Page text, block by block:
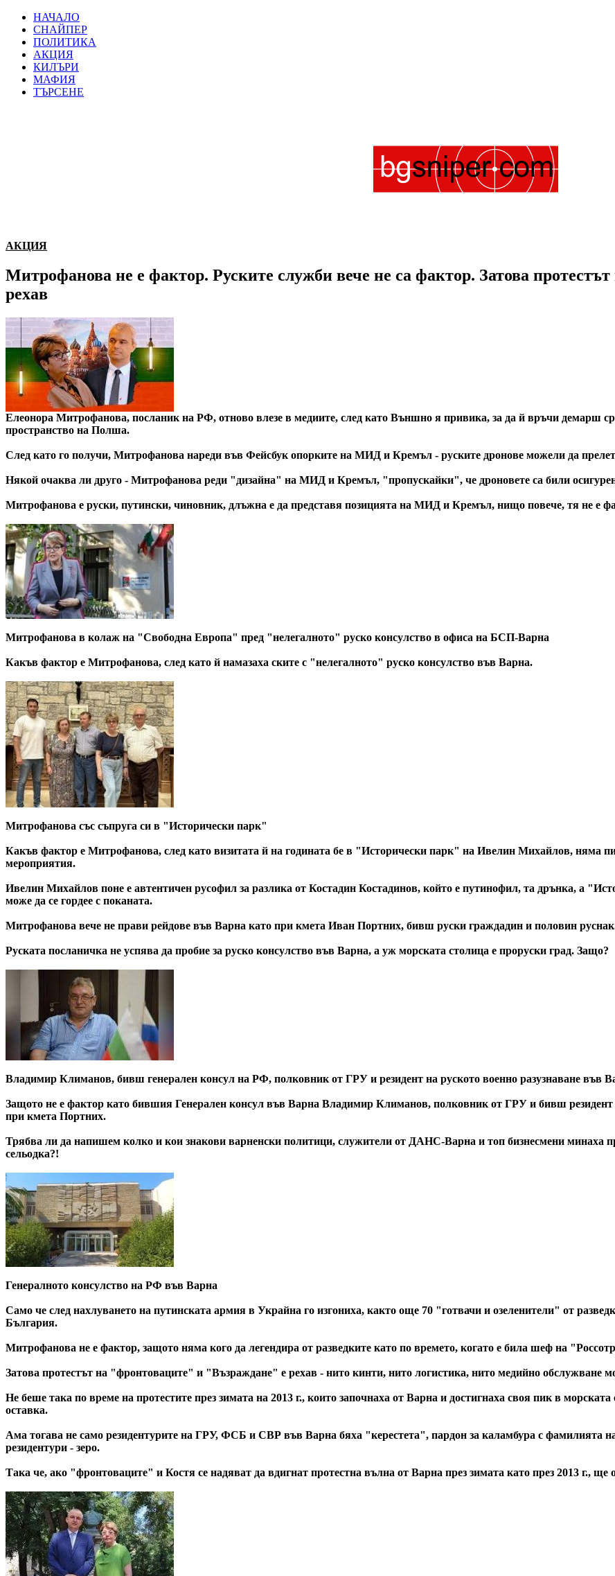
НАЧАЛО
СНАЙПЕР
ПОЛИТИКА
АКЦИЯ
КИЛЪРИ
МАФИЯ
ТЪРСЕНЕ
АКЦИЯ
Митрофанова не е фактор. Руските служби вече не са фактор. Затова
рехав
Елеонора Митрофанова, посланик на РФ, отново влезе в медиите, след като Външно я привика, за да й връчи демарш
пространство на Полша.
След като го получи, Митрофанова нареди във Фейсбук опорките на МИД и Кремъл - руските дронове можели да
Някой очаква ли друго - Митрофанова реди "дизайна" на МИД и Кремъл, "пропускайки", че дроновете са били
Митрофанова е руски, путински, чиновник, длъжна е да представя позицията на МИД и Кремъл, нищо повече, тя не е
Митрофанова в колаж на "Свободна Европа" пред "нелегалното" руско консулство в офиса на БСП-Варна
Какъв фактор е Митрофанова, след като й намазаха ските с "нелегалното" руско консулство във Варна.
Митрофанова със съпруга си в "Исторически парк"
Какъв фактор е Митрофанова, след като визитата й на годината бе в "Исторически парк" на Ивелин Михайлов, няма
мероприятия.
Ивелин Михайлов поне е автентичен русофил за разлика от Костадин Костадинов, който е путинофил, та дрънка, а
може да се гордее с поканата.
Митрофанова вече не прави рейдове във Варна като при кмета Иван Портних, бивш руски граждадин и половин
Руската посланичка не успява да пробие за руско консулство във Варна, а уж морската столица е проруски град. Защо?
Владимир Климанов, бивш генерален консул на РФ, полковник от ГРУ и резидент на руското военно разузнаване във
Защото не е фактор като бившия Генерален консул във Варна Владимир Климанов, полковник от ГРУ и бивш резидент
при кмета Портних.
Трябва ли да напишем колко и кои знакови варненски политици, служители от ДАНС-Варна и топ бизнесмени минаха
сельодка?!
Генералното консулство на РФ във Варна
Само че след нахлуването на путинската армия в Украйна го изгониха, както още 70 "готвачи и озеленители" от
България.
Митрофанова не е фактор, защото няма кого да легендира от разведките като по времето, когато е била шеф на
Затова протестът на "фронтоваците" и "Възраждане" е рехав - нито кинти, нито логистика, нито медийно обслужване
Не беше така по време на протестите през зимата на 2013 г., които започнаха от Варна и достигнаха своя пик в
оставка.
Ама тогава не само резидентурите на ГРУ, ФСБ и СВР във Варна бяха "керестета", пардон за каламбура с фамилията
резидентури - зеро.
Така че, ако "фронтоваците" и Костя се надяват да вдигнат протестна вълна от Варна през зимата като през 2013 г., ще